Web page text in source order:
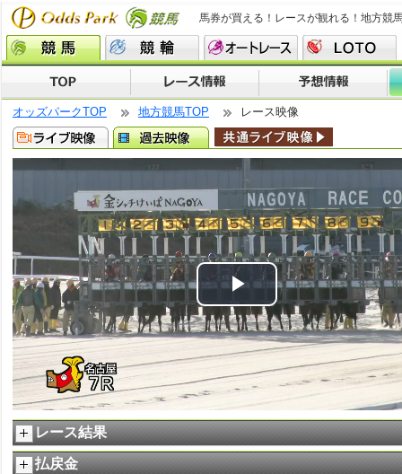
馬券が買える！レースが観れる！地方競
オッズパークTOP 地方競馬TOP レース映像
Play
Video
レース結果
払戻金